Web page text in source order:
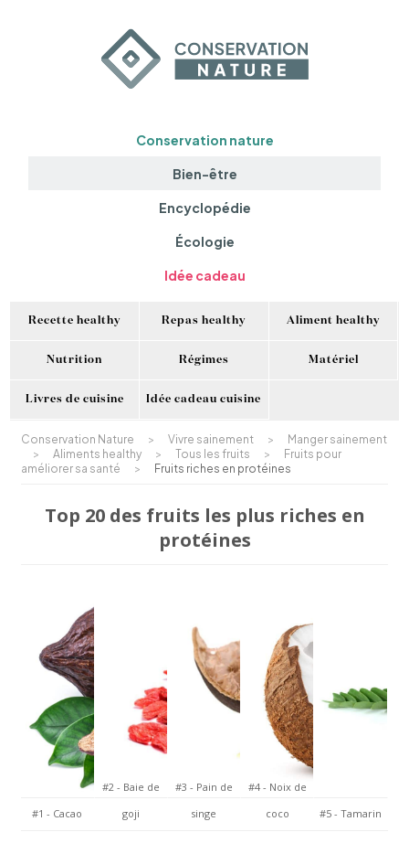
Conservation nature
Bien-être
Encyclopédie
Écologie
Idée cadeau
Recette healthy Repas healthy Aliment healthy
Nutrition Régimes Matériel
Livres de cuisine Idée cadeau cuisine
Conservation Nature > Vivre sainement >
Manger sainement
>
Aliments healthy > Tous les fruits >
Fruits pour
améliorer sa santé
> Fruits riches en protéines
Top 20 des fruits les plus riches en
protéines
#1 - Cacao
#2 - Baie de
goji
#3 - Pain de
singe
#4 - Noix de
coco
#5 - Tamarin